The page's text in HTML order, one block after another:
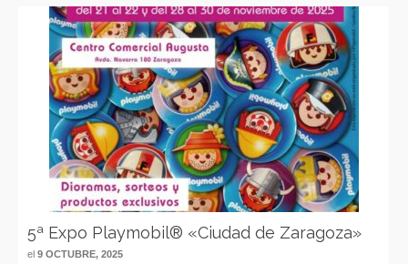
5ª Expo Playmobil® «Ciudad de Zaragoza»
el 9 OCTUBRE, 2025